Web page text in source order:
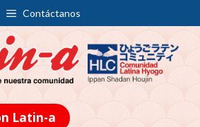
Contáctanos
Latin-a